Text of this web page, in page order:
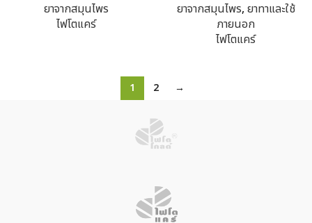
ยาจากสมุนไพร
ไฟโตแคร์
ยาจากสมุนไพร, ยาทาและใช้
ภายนอก
ไฟโตแคร์
1 2 →